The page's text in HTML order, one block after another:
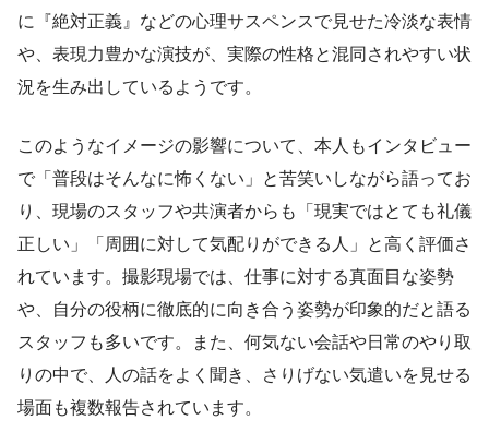
に『絶対正義』などの心理サスペンスで見せた冷淡な表情
や、表現力豊かな演技が、実際の性格と混同されやすい状
況を生み出しているようです。
このようなイメージの影響について、本人もインタビュー
で「普段はそんなに怖くない」と苦笑いしながら語ってお
り、現場のスタッフや共演者からも「現実ではとても礼儀
正しい」「周囲に対して気配りができる人」と高く評価さ
れています。撮影現場では、仕事に対する真面目な姿勢
や、自分の役柄に徹底的に向き合う姿勢が印象的だと語る
スタッフも多いです。また、何気ない会話や日常のやり取
りの中で、人の話をよく聞き、さりげない気遣いを見せる
場面も複数報告されています。